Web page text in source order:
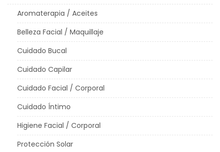
Aromaterapia / Aceites
Belleza Facial / Maquillaje
Cuidado Bucal
Cuidado Capilar
Cuidado Facial / Corporal
Cuidado Íntimo
Higiene Facial / Corporal
Protección Solar